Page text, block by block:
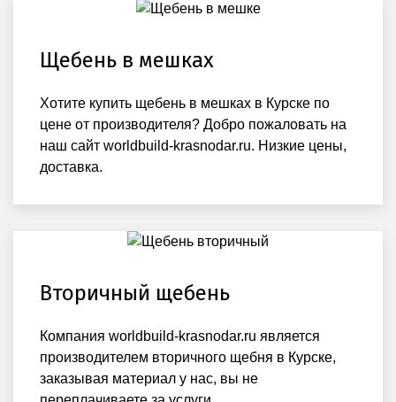
Щебень в мешках
Хотите купить щебень в мешках в Курске по
цене от производителя? Добро пожаловать на
наш сайт worldbuild-krasnodar.ru. Низкие цены,
доставка.
Вторичный щебень
Компания worldbuild-krasnodar.ru является
производителем вторичного щебня в Курске,
заказывая материал у нас, вы не